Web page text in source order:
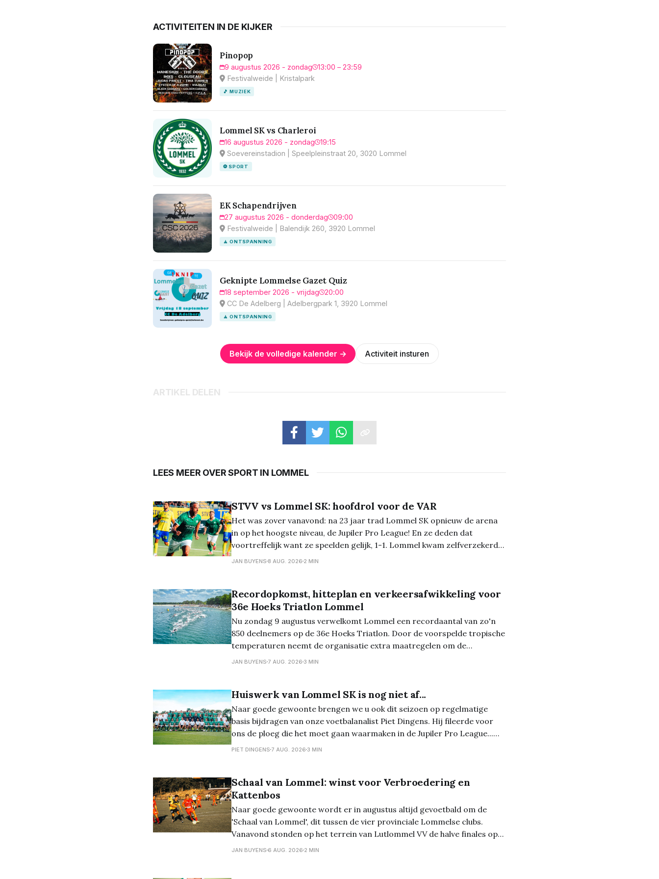
ACTIVITEITEN IN DE KIJKER
Pinopop
9 augustus 2026 - zondag
13:00 – 23:59
Festivalweide | Kristalpark
🎵 MUZIEK
Lommel SK vs Charleroi
16 augustus 2026 - zondag
19:15
Soevereinstadion | Speelpleinstraat 20, 3020 Lommel
⚽ SPORT
EK Schapendrijven
27 augustus 2026 - donderdag
09:00
Festivalweide | Balendijk 260, 3920 Lommel
🧘 ONTSPANNING
Geknipte Lommelse Gazet Quiz
18 september 2026 - vrijdag
20:00
CC De Adelberg | Adelbergpark 1, 3920 Lommel
🧘 ONTSPANNING
Bekijk de volledige kalender → Activiteit insturen
ARTIKEL DELEN
LEES MEER OVER SPORT IN LOMMEL
STVV vs Lommel SK: hoofdrol voor de VAR
Het was zover vanavond: na 23 jaar trad Lommel SK opnieuw de arena
in op het hoogste niveau, de Jupiler Pro League! En ze deden dat
voortreffelijk want ze speelden gelijk, 1-1. Lommel kwam zelfverzekerd
op het veld en had de eerste 10 minuten het balbezit. Echte kansjes
JAN BUYENS 8 AUG. 2026 2 MIN
Recordopkomst, hitteplan en verkeersafwikkeling voor
36e Hoeks Triatlon Lommel
Nu zondag 9 augustus verwelkomt Lommel een recordaantal van zo'n
850 deelnemers op de 36e Hoeks Triatlon. Door de voorspelde tropische
temperaturen neemt de organisatie extra maatregelen om de
wedstrijden veilig te laten verlopen. De kwart-, sprint- en triotriatlon
JAN BUYENS 7 AUG. 2026 3 MIN
Huiswerk van Lommel SK is nog niet af...
Naar goede gewoonte brengen we u ook dit seizoen op regelmatige
basis bijdragen van onze voetbalanalist Piet Dingens. Hij fileerde voor
ons de ploeg die het moet gaan waarmaken in de Jupiler Pro League...
Lee Johnson is een toffe pee. Laat daar geen twijfel over bestaan. Maar
PIET DINGENS 7 AUG. 2026 3 MIN
Schaal van Lommel: winst voor Verbroedering en
Kattenbos
Naar goede gewoonte wordt er in augustus altijd gevoetbald om de
'Schaal van Lommel', dit tussen de vier provinciale Lommelse clubs.
Vanavond stonden op het terrein van Lutlommel VV de halve finales op
het programma. En daarbij kwam Verbroedering uit tegen
JAN BUYENS 6 AUG. 2026 2 MIN